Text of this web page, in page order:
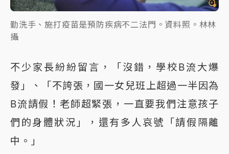
勤洗手、施打疫苗是預防疾病不二法門。資料照。林林
攝
不少家長紛紛留言，「沒錯，學校B流大爆
發」、「不誇張，國一女兒班上超過一半因為
B流請假！老師超緊張，一直要我們注意孩子
們的身體狀況」，還有多人哀號「請假隔離
中。」